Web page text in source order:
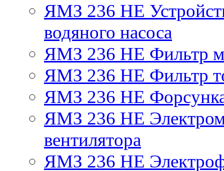
ЯМЗ 236 НЕ
водяного насоса
ЯМЗ 236 НЕ Фильтр
ЯМЗ 236 НЕ Фильтр
ЯМЗ 236 НЕ
ЯМЗ 236 НЕ
вентилятора
ЯМЗ 236 НЕ